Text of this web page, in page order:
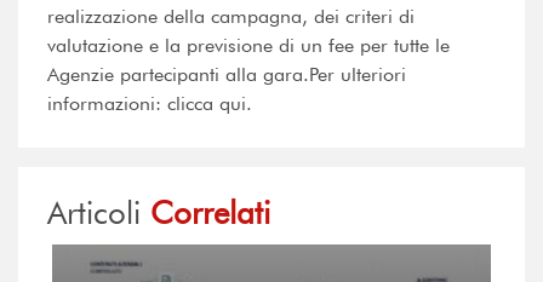
realizzazione della campagna, dei criteri di
valutazione e la previsione di un fee per tutte le
Agenzie partecipanti alla gara.Per ulteriori
informazioni: clicca qui.
Articoli Correlati